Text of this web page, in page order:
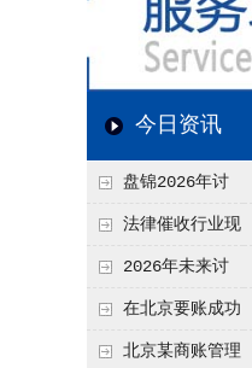
今日资讯
盘锦2026年讨
债新趋势法律催收行业现
状、合规痛点与未来
发展趋势深度解析
2026年未来讨
债要账公司发展趋势
在北京要账成功
率高吗？未来追账公
北京某商账管理